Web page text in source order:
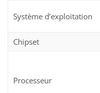
Système d’exploitation
Chipset
Processeur